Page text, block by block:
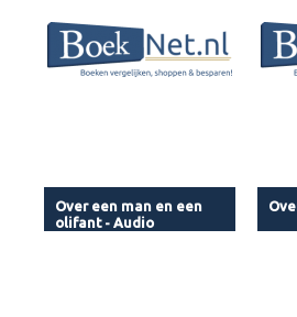
Over een man en een
olifant - Audio